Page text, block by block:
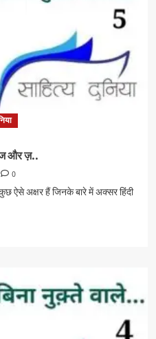
ज और ज़..
0
ऐसे अक्षर हैं जिनके बारे में अक्सर हिंदी